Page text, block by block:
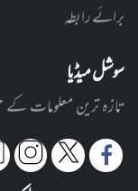
برائے رابطہ
سوشل میڈیا
تازہ ترین معلومات